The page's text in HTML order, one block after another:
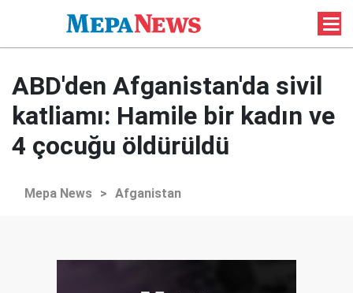
ABD'den Afganistan'da sivil
katliamı: Hamile bir kadın ve
4 çocuğu öldürüldü
Mepa News > Afganistan